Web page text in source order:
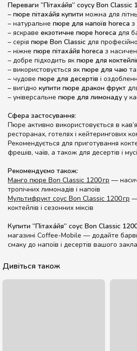
Переваги “Пітаха́йя” соусу Bon Classic
– пюре пітаха́йя купити можна для
– натуральне пюре для напоїв horeca з
– яскраве екзотичне пюре horeca для
– серія пюре Bon Classic для
– ніжне пюре пітаха́йя horeca з
– добре підходить як пюре для
– використовується як пюре для чаю
– чудове пюре для десертів і
– вигідно купити пюре дракон фрукт
– універсальне пюре для лимонаду у
Сфера застосування:
Пюре активно використовується в
ресторанах, готелях і кейтерингових
Рекомендується для приготування
фрешів, чаїв, а також для десертів і
Рекомендуємо також:
Манго пюре Bon Classic 1200 гр —
тропічних лимонадів і напоїв
Мультифрукт соус Bon Classic 1200 гр
коктейлів і сезонних міксів
Купити “Пітаха́йя” соус Bon Classic
магазині Coffee-Mobile — додайте
смаку до напоїв і десертів вашого
Дивіться також